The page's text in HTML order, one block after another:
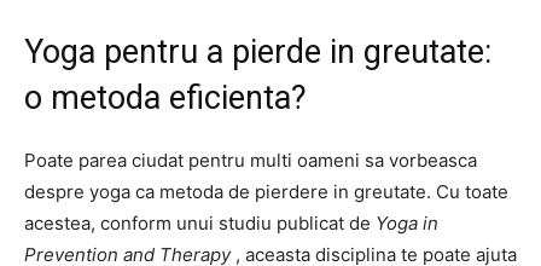
Yoga pentru a pierde in greutate:
o metoda eficienta?
Poate parea ciudat pentru multi oameni sa vorbeasca
despre yoga ca metoda de pierdere in greutate. Cu toate
acestea, conform unui studiu publicat de Yoga in
Prevention and Therapy, aceasta disciplina te poate ajuta